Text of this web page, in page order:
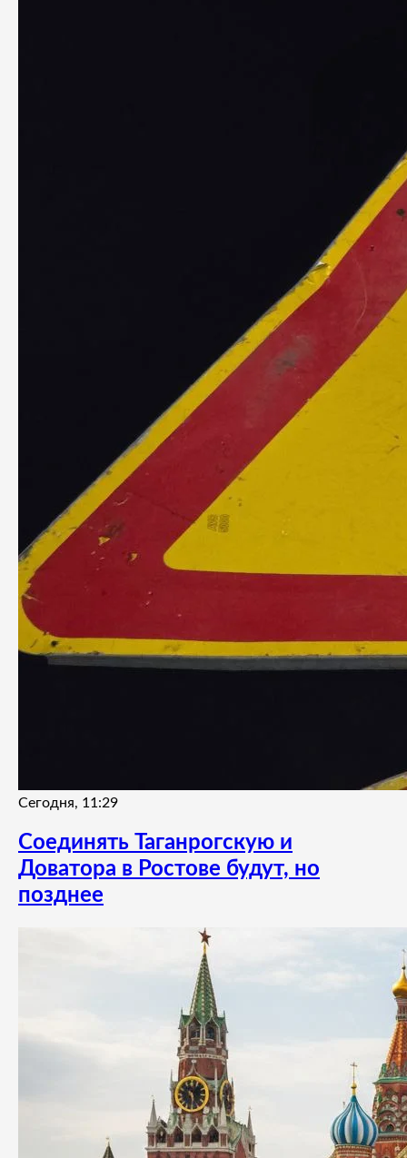
Сегодня, 11:29
Соединять Таганрогскую и
Доватора в Ростове будут, но
позднее